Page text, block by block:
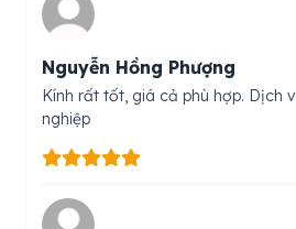
Nguyễn Hồng Phượng
Kính rất tốt, giá cả phù hợp. Dịch
nghiệp